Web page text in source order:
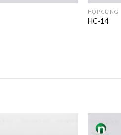
HỘP CỨNG
HC-14